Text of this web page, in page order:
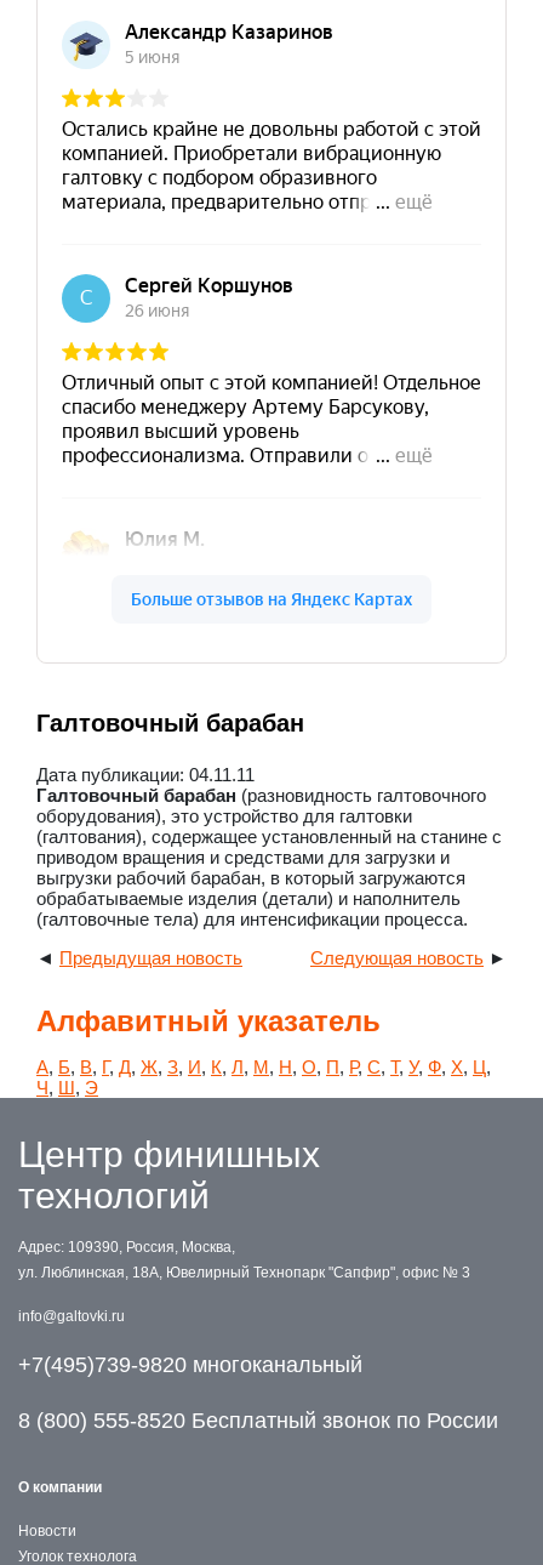
Галтовочный барабан
Дата публикации: 04.11.11
Галтовочный барабан (разновидность галтовочного
оборудования), это устройство для галтовки
(галтования), содержащее установленный на станине с
приводом вращения и средствами для загрузки и
выгрузки рабочий барабан, в который загружаются
обрабатываемые изделия (детали) и наполнитель
(галтовочные тела) для интенсификации процесса.
Следующая новость ►
◄ Предыдущая новость
Алфавитный указатель
А, Б, В, Г, Д, Ж, З, И, К, Л, М, Н, О, П, Р, С, Т, У, Ф, Х, Ц,
Ч, Ш, Э
Центр финишных
технологий
Адрес: 109390, Россия, Москва,
ул. Люблинская, 18А, Ювелирный Технопарк "Сапфир", офис № 3
info@galtovki.ru
+7(495)739-9820 многоканальный
8 (800) 555-8520 Бесплатный звонок по России
О компании
Новости
Уголок технолога